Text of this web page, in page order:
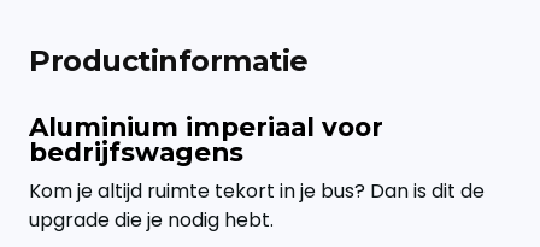
Productinformatie
Aluminium imperiaal voor
bedrijfswagens
Kom je altijd ruimte tekort in je bus? Dan is dit de
upgrade die je nodig hebt.